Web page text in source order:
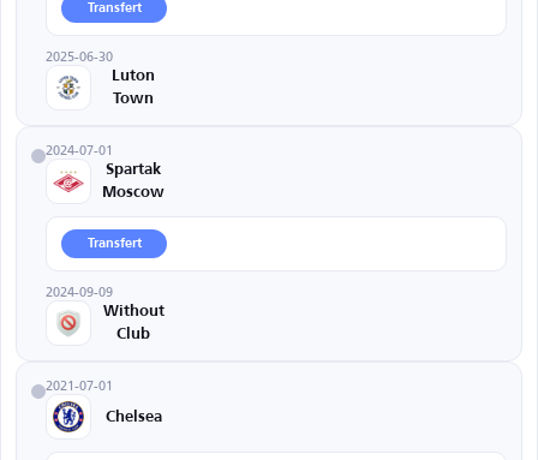
Transfert
2025-06-30
Luton
Town
2024-07-01
Spartak
Moscow
Transfert
2024-09-09
Without
Club
2021-07-01
Chelsea